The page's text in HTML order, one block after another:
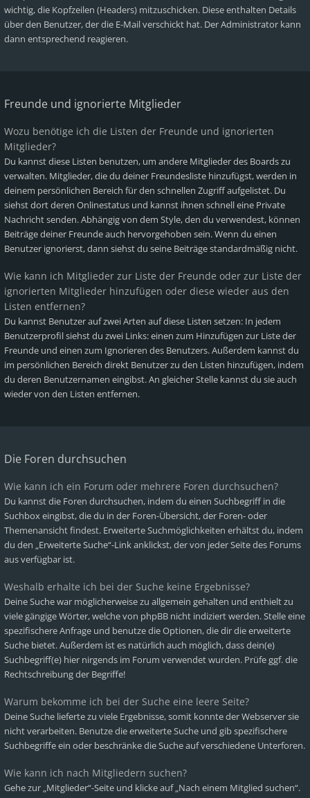
wichtig, die Kopfzeilen (Headers) mitzuschicken. Diese enthalten Details
über den Benutzer, der die E-Mail verschickt hat. Der Administrator kann
dann entsprechend reagieren.
Freunde und ignorierte Mitglieder
Wozu benötige ich die Listen der Freunde und ignorierten
Mitglieder?
Du kannst diese Listen benutzen, um andere Mitglieder des Boards zu
verwalten. Mitglieder, die du deiner Freundesliste hinzufügst, werden in
deinem persönlichen Bereich für den schnellen Zugriff aufgelistet. Du
siehst dort deren Onlinestatus und kannst ihnen schnell eine Private
Nachricht senden. Abhängig von dem Style, den du verwendest, können
Beiträge deiner Freunde auch hervorgehoben sein. Wenn du einen
Benutzer ignorierst, dann siehst du seine Beiträge standardmäßig nicht.
Wie kann ich Mitglieder zur Liste der Freunde oder zur Liste der
ignorierten Mitglieder hinzufügen oder diese wieder aus den
Listen entfernen?
Du kannst Benutzer auf zwei Arten auf diese Listen setzen: In jedem
Benutzerprofil siehst du zwei Links: einen zum Hinzufügen zur Liste der
Freunde und einen zum Ignorieren des Benutzers. Außerdem kannst du
im persönlichen Bereich direkt Benutzer zu den Listen hinzufügen, indem
du deren Benutzernamen eingibst. An gleicher Stelle kannst du sie auch
wieder von den Listen entfernen.
Die Foren durchsuchen
Wie kann ich ein Forum oder mehrere Foren durchsuchen?
Du kannst die Foren durchsuchen, indem du einen Suchbegriff in die
Suchbox eingibst, die du in der Foren-Übersicht, der Foren- oder
Themenansicht findest. Erweiterte Suchmöglichkeiten erhältst du, indem
du den „Erweiterte Suche“-Link anklickst, der von jeder Seite des Forums
aus verfügbar ist.
Weshalb erhalte ich bei der Suche keine Ergebnisse?
Deine Suche war möglicherweise zu allgemein gehalten und enthielt zu
viele gängige Wörter, welche von phpBB nicht indiziert werden. Stelle eine
spezifischere Anfrage und benutze die Optionen, die dir die erweiterte
Suche bietet. Außerdem ist es natürlich auch möglich, dass dein(e)
Suchbegriff(e) hier nirgends im Forum verwendet wurden. Prüfe ggf. die
Rechtschreibung der Begriffe!
Warum bekomme ich bei der Suche eine leere Seite?
Deine Suche lieferte zu viele Ergebnisse, somit konnte der Webserver sie
nicht verarbeiten. Benutze die erweiterte Suche und gib spezifischere
Suchbegriffe ein oder beschränke die Suche auf verschiedene Unterforen.
Wie kann ich nach Mitgliedern suchen?
Gehe zur „Mitglieder“-Seite und klicke auf „Nach einem Mitglied suchen“.